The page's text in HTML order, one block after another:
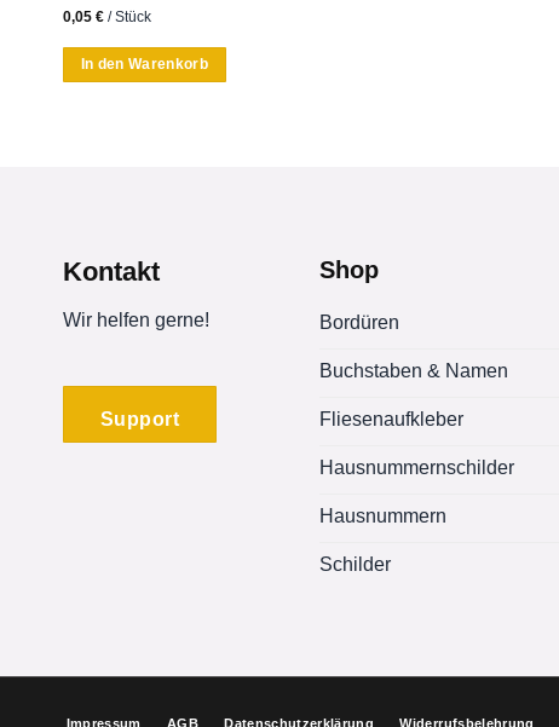
0,05 €/Stück
In den Warenkorb
Kontakt
Wir helfen gerne!
Support
Shop
Bordüren
Buchstaben & Namen
Fliesenaufkleber
Hausnummernschilder
Hausnummern
Schilder
Impressum AGB Datenschutzerklärung Widerrufsbelehrung